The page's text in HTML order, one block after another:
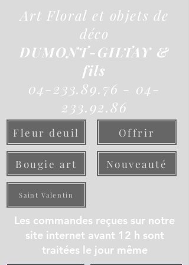
Art Floral et objets de
déco
DUMONT-GILTAY &
fils
04-233.89.76 - 04-
233.92.86
Fleur deuil Offrir
Bougie art Nouveauté
Saint Valentin
Les commandes reçues sur notre
site internet avant 12 h sont
traitées le jour même